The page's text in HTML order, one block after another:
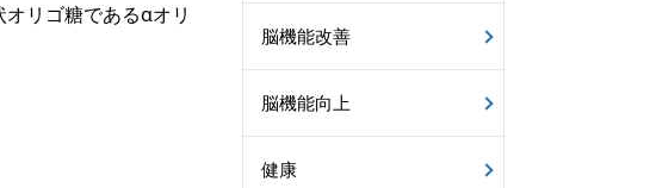
リゴ糖であるαオリ
脳機能改善
脳機能向上
健康